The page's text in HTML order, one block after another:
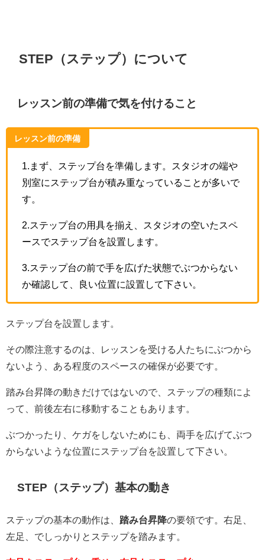
STEP（ステップ）について
レッスン前の準備で気を付けること
レッスン前の準備
1.まず、ステップ台を準備します。スタジオの端や
別室にステップ台が積み重なっていることが多いで
す。
2.ステップ台の用具を揃え、スタジオの空いたスペ
ースでステップ台を設置します。
3.ステップ台の前で手を広げた状態でぶつからない
か確認して、良い位置に設置して下さい。
ステップ台を設置します。
その際注意するのは、レッスンを受ける人たちにぶつから
ないよう、ある程度のスペースの確保が必要です。
踏み台昇降の動きだけではないので、ステップの種類によ
って、前後左右に移動することもあります。
ぶつかったり、ケガをしないためにも、両手を広げてぶつ
からないような位置にステップ台を設置して下さい。
STEP（ステップ）基本の動き
ステップの基本の動作は、 踏み台昇降の要領です。右足、
左足、でしっかりとステップを踏みます。